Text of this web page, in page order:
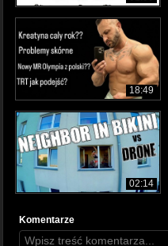
18:49
02:14
Komentarze